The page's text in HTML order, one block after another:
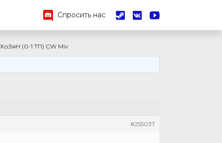
Спросить нас
(0-1 ТП) CW Miv
#255037